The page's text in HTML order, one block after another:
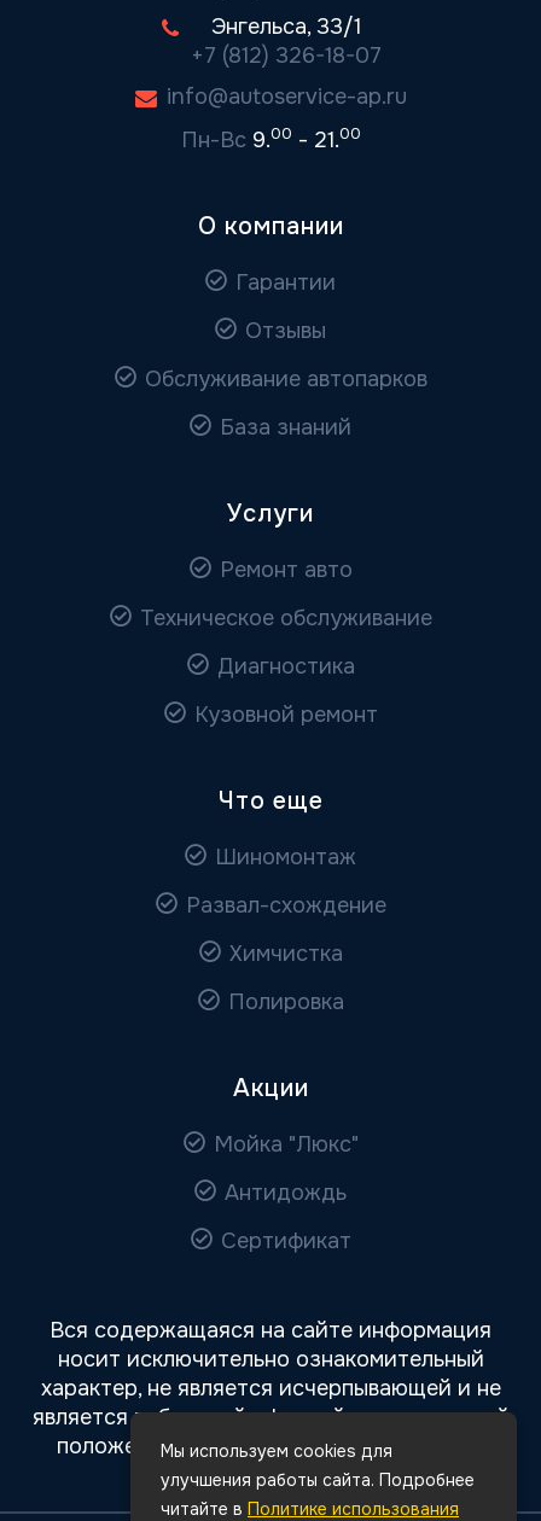
Энгельса, 33/1
+7 (812) 326-18-07
info@autoservice-ap.ru
Пн-Вс 9.00 - 21.00
О компании
Гарантии
Отзывы
Обслуживание автопарков
База знаний
Услуги
Ремонт авто
Техническое обслуживание
Диагностика
Кузовной ремонт
Что еще
Шиномонтаж
Развал-схождение
Химчистка
Полировка
Акции
Мойка "Люкс"
Антидождь
Сертификат
Вся содержащаяся на сайте информация
носит исключительно ознакомительный
характер, не является исчерпывающей и не
является публичной офертой, определяемой
положениями статьи 437 Гражданского
кодекса РФ.
Мы используем cookies для
улучшения работы сайта. Подробнее
читайте в Политике использования